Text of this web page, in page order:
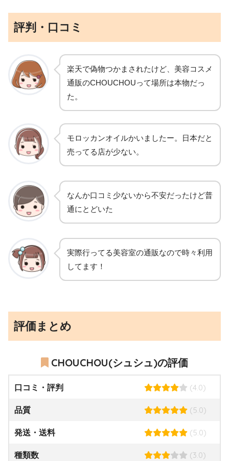
評判・口コミ
楽天で偽物つかまされたけど、美容コスメ
通販のCHOUCHOUって場所は本物だっ
た。
モロッカンオイルかいましたー。日本だと
売ってる店が少ない。
なんか口コミ少ないから不安だったけど普
通にとどいた
実際行ってる美容室の通販なので時々利用
してます！
評価まとめ
CHOUCHOU(シュシュ)の評価
口コミ・評判 (4.0)
品質 (5.0)
発送・送料 (5.0)
種類数 (3.0)